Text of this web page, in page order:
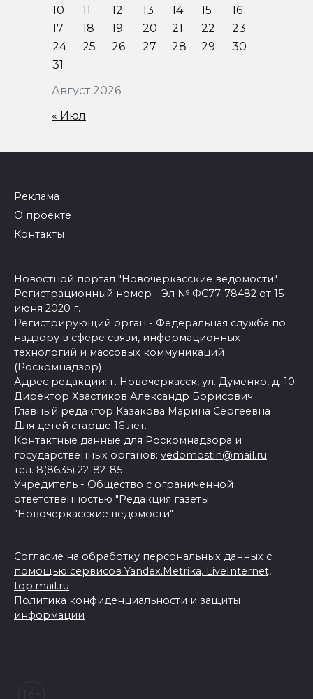
Август 2026
10
11 12 13 14 15
16
17
18 19 20 21 22
23
24
25 26 27 28 29
30
31
« Июл
Реклама
О проекте
Контакты
Новостной портал "Новочеркасские ведомости"
Регистрационный номер - Эл № ФС77-78482 от 15
июня 2020 г.
Регистрирующий орган - Федеральная служба по
надзору в сфере связи, информационных
технологий и массовых коммуникаций
(Роскомнадзор)
Адрес редакции: г. Новочеркасск, ул. Думенко, д. 10
Директор Хвастиков Александр Борисович
Главный редактор Казакова Марина Сергеевна
Для детей старше 16 лет.
Контактные данные для Роскомнадзора и
государственных органов: vedomostin@mail.ru
тел. 8(8635) 22-82-85
Учредитель - Общество с ограниченной
ответственностью "Редакция газеты
"Новочеркасские ведомости"
Согласие на обработку персональных данных с
помощью сервисов Yandex.Metrika, LiveInternet,
top.mail.ru
Политика конфиденциальности и защиты
информации